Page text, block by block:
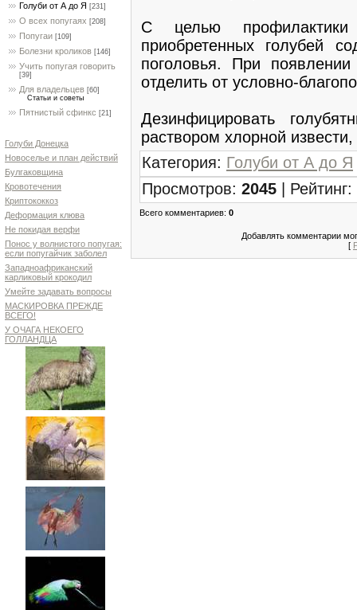
Голуби от А до Я [231]
О всех попугаях [208]
Попугаи [109]
Болезни кроликов [146]
Учить попугая говорить
[39]
Для владельцев [60]
Статьи и советы
Пятнистый сфинкс [21]
Голуби Донецка
Новоселье и план действий
Булгаковщина
Кровотечения
Криптококкоз
Деформация клюва
Не покидая верфи
Понос у волнистого попугая:
если попугайчик заболел
Западноафриканский
карликовый крокодил
Умейте задавать вопросы
МАСКИРОВКА ПРЕЖДЕ
ВСЕГО!
У ОЧАГА НЕКОЕГО
ГОЛЛАНДЦА
С целью профилактики
приобретенных голубей
поголовья. При
отделить от условно-
Дезинфицировать
раствором хлорной
Категория: Голуби от А до Я
Просмотров: 2045 | Рейтинг:
Всего комментариев: 0
Добавлять комментарии
[